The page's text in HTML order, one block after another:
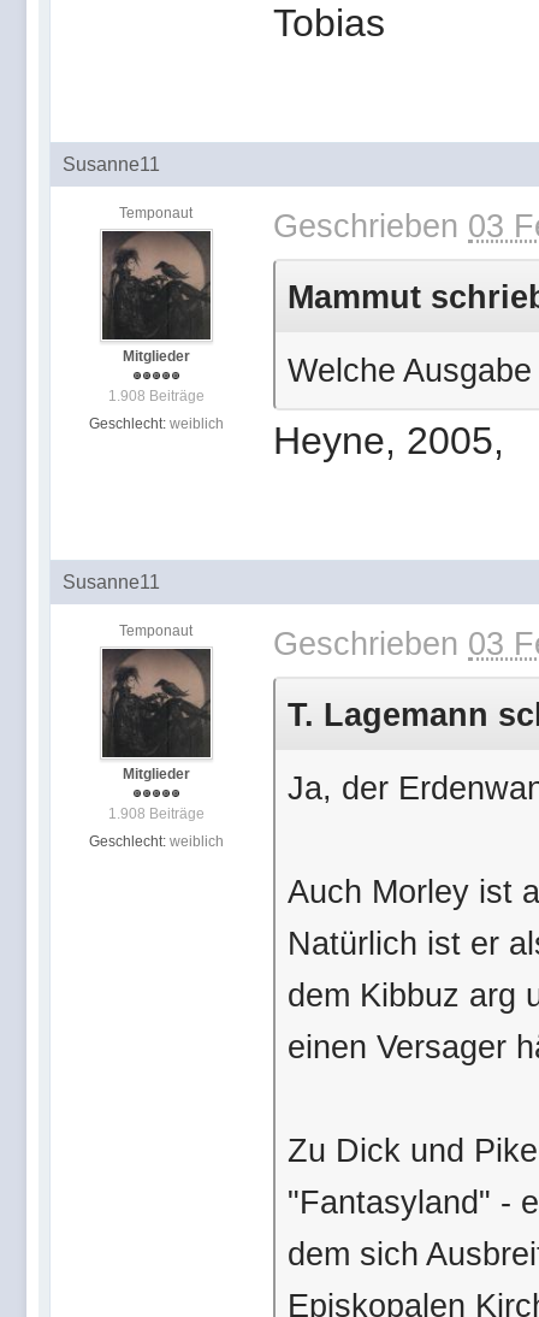
Tobias
Susanne11
Temponaut
Mitglieder
1.908 Beiträge
Geschlecht: weiblich
Geschrieben 03
Mammut
Welche
Heyne, 2005,
Susanne11
Temponaut
Mitglieder
1.908 Beiträge
Geschlecht: weiblich
Geschrieben 03
T. Lagemann
Ja, der
Auch Morley ist
Natürlich ist er
dem Kibbuz arg
einen Versager
Zu Dick und
"Fantasyland" -
dem sich
Episkopalen